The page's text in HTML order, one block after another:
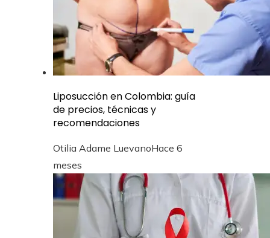
Liposucción en Colombia: guía
de precios, técnicas y
recomendaciones
Otilia Adame LuevanoHace 6
meses